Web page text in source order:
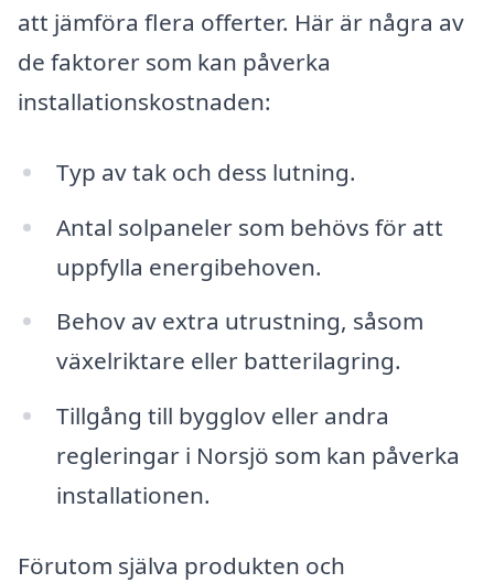
att jämföra flera offerter. Här är några av
de faktorer som kan påverka
installationskostnaden:
Typ av tak och dess lutning.
Antal solpaneler som behövs för att
uppfylla energibehoven.
Behov av extra utrustning, såsom
växelriktare eller batterilagring.
Tillgång till bygglov eller andra
regleringar i Norsjö som kan påverka
installationen.
Förutom själva produkten och